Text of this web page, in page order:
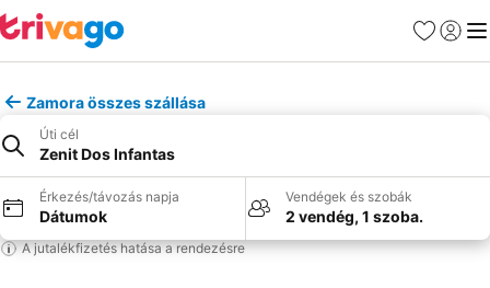
Kedvencek
Zamora összes szállása
Úti cél
Zenit Dos Infantas
Érkezés/távozás napja
Dátumok
Vendégek és szobák
2 vendég, 1 szoba.
A jutalékfizetés hatása a rendezésre